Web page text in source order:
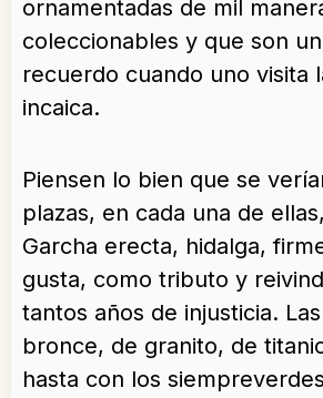
ornamentadas de mil
coleccionables y que son
recuerdo cuando uno visita
incaica.
Piensen lo bien que se
plazas, en cada una de
Garcha erecta, hidalga,
gusta, como tributo y
tantos años de injusticia.
bronce, de granito, de
hasta con los